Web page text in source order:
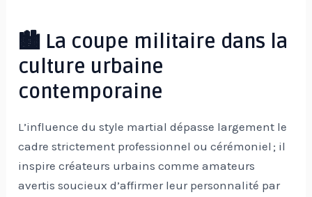
🏙️ La coupe militaire dans la
culture urbaine
contemporaine
L’influence du style martial dépasse largement le
cadre strictement professionnel ou cérémoniel ; il
inspire créateurs urbains comme amateurs
avertis soucieux d’affirmer leur personnalité par